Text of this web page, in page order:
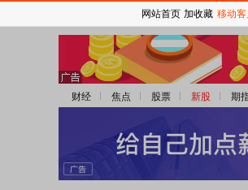
财经 焦点 股票 新股 期
网站首页 加收藏 移动